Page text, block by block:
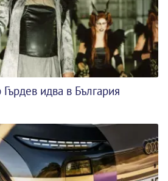
идва в България